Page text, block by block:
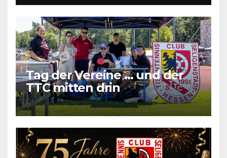
Tag der Vereine … und der
TTC mitten drin